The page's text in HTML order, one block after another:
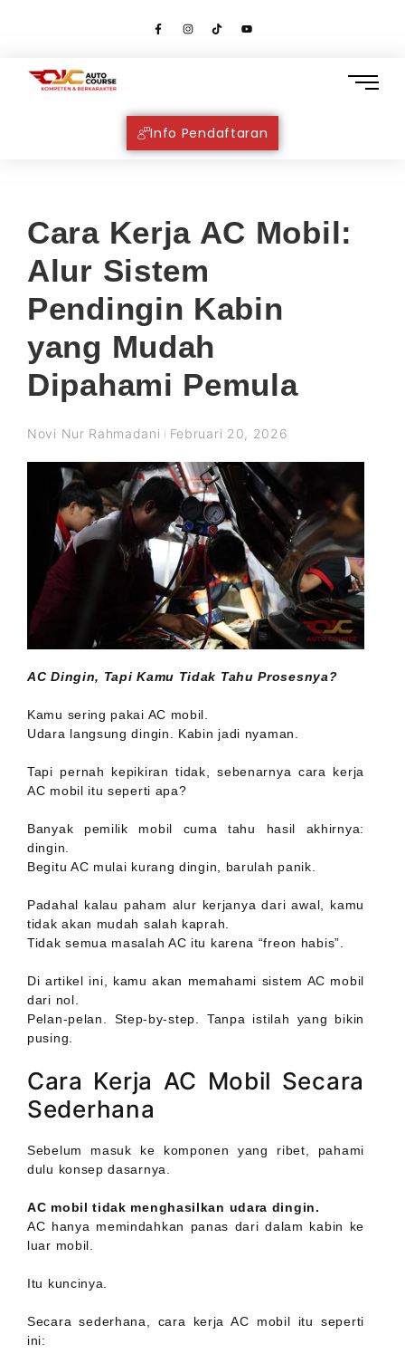
Info Pendaftaran
Cara Kerja AC Mobil:
Alur Sistem
Pendingin Kabin
yang Mudah
Dipahami Pemula
Novi Nur Rahmadani Februari 20, 2026
AC Dingin, Tapi Kamu Tidak Tahu Prosesnya?
Kamu sering pakai AC mobil.
Udara langsung dingin. Kabin jadi nyaman.
Tapi pernah kepikiran tidak, sebenarnya cara kerja
AC mobil itu seperti apa?
Banyak pemilik mobil cuma tahu hasil akhirnya:
dingin.
Begitu AC mulai kurang dingin, barulah panik.
Padahal kalau paham alur kerjanya dari awal, kamu
tidak akan mudah salah kaprah.
Tidak semua masalah AC itu karena “freon habis”.
Di artikel ini, kamu akan memahami sistem AC mobil
dari nol.
Pelan-pelan. Step-by-step. Tanpa istilah yang bikin
pusing.
Cara Kerja AC Mobil Secara
Sederhana
Sebelum masuk ke komponen yang ribet, pahami
dulu konsep dasarnya.
AC mobil tidak menghasilkan udara dingin.
AC hanya memindahkan panas dari dalam kabin ke
luar mobil.
Itu kuncinya.
Secara sederhana, cara kerja AC mobil itu seperti
ini: